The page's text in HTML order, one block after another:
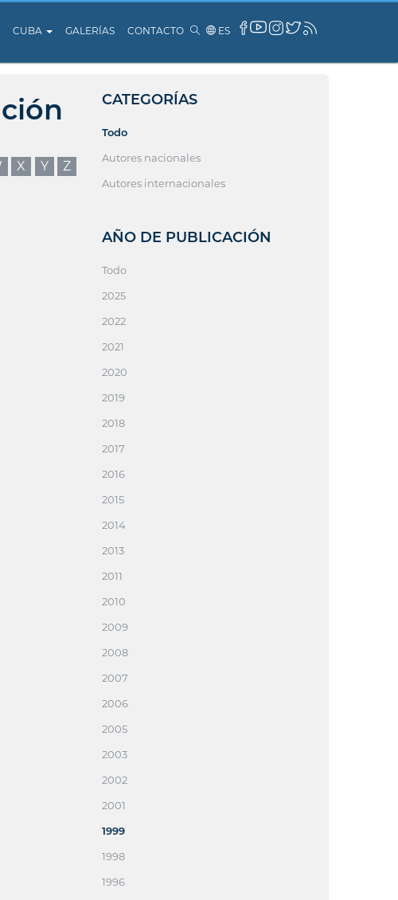
CUBA GALERÍAS CONTACTO ES
X Y Z
CATEGORÍAS
Todo
Autores nacionales
Autores internacionales
AÑO DE PUBLICACIÓN
Todo
2025
2022
2021
2020
2019
2018
2017
2016
2015
2014
2013
2011
2010
2009
2008
2007
2006
2005
2003
2002
2001
1999
1998
1996